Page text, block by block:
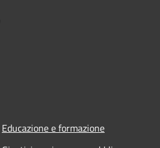
Educazione e formazione